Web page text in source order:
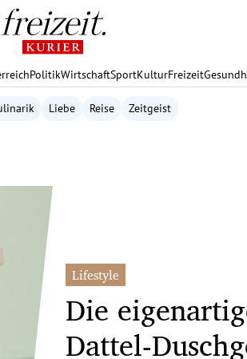
PolitikWirtschaftSportKulturFreizeit
Liebe Reise Zeitgeist
Lifestyle
Die
Dattel-